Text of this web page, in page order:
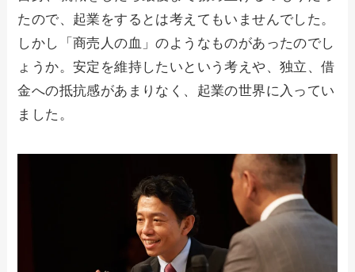
たので、起業をするとは考えてもいませんでした。
しかし「商売人の血」のようなものがあったのでし
ょうか。安定を維持したいという考えや、独立、借
金への抵抗感があまりなく、起業の世界に入ってい
ました。